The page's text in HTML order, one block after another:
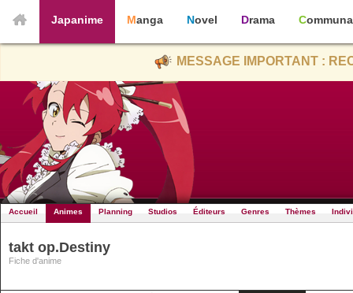
Japanime Manga Novel Drama
MESSAGE IMPORTANT :
Accueil Animes Planning Studios Éditeurs Genres Thèmes
takt op.Destiny
Fiche d'anime